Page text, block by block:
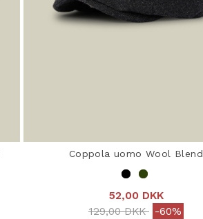
Coppola uomo Wool Blend
52,00 DKK
Price reduced from
129,00 DKKto-60%